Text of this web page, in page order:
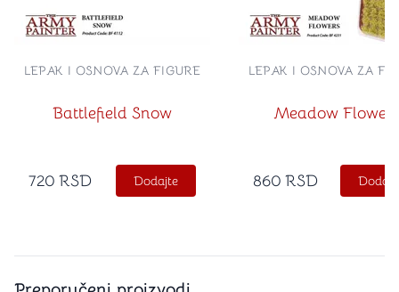
Battlefield Snow
LEPAK I OSNOVA ZA FIGURE
720 RSD Dodajte
Meadow Flowers
LEPAK I OSNOVA ZA
860 RSD